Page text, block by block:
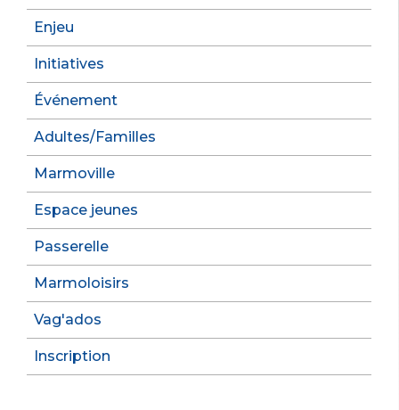
Enjeu
Initiatives
Événement
Adultes/Familles
Marmoville
Espace jeunes
Passerelle
Marmoloisirs
Vag'ados
Inscription